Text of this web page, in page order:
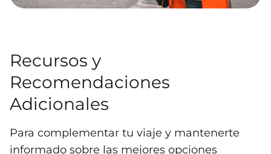
Recursos y
Recomendaciones
Adicionales
Para complementar tu viaje y mantenerte
informado sobre las mejores opciones